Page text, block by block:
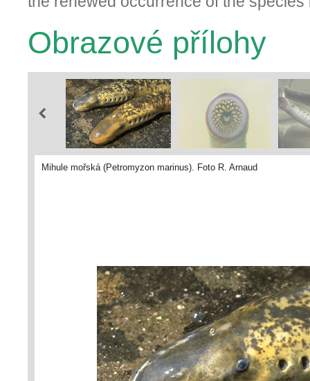
Obrazové přílohy
Mihule mořská (Petromyzon marinus). Foto R. Arnaud